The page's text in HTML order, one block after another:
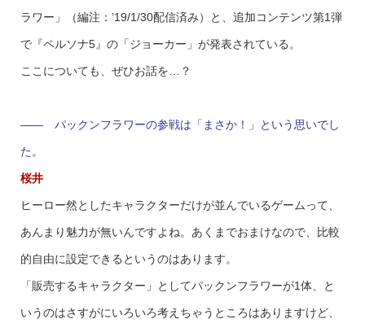
ラワー」（編注：’19/1/30配信済み）と、追加コンテンツ第1弾
で『ペルソナ5』の「ジョーカー」が発表されている。
ここについても、ぜひお話を…？
—— パックンフラワーの参戦は「まさか！」という思いでし
た。
桜井
ヒーロー然としたキャラクターだけが並んでいるゲームって、
あんまり魅力が無いんですよね。あくまでおまけなので、比較
的自由に設定できるというのはあります。
「販売するキャラクター」としてパックンフラワーが1体、と
いうのはさすがにいろいろ考えちゃうところはありますけど、